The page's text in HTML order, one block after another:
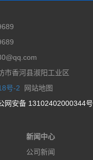
市香河县淑阳工业区
号-2
网站地图
网安备 13102402000344号
新闻中心
公司新闻